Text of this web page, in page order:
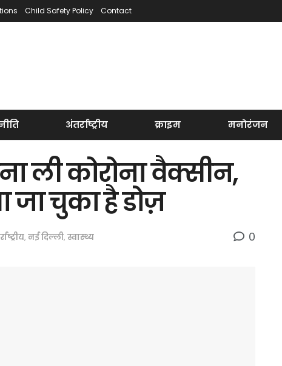
Child Safety Policy Contact
अंतर्राष्ट्रीय क्राइम मनोरंजन
ली कोरोना वैक्सीन,
जा चुका है डोज़
, नई दिल्ली, स्वास्थ्य 0